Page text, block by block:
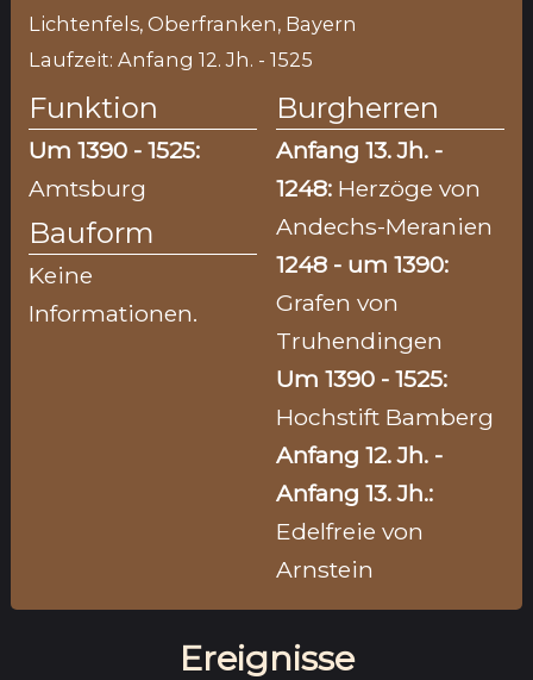
Lichtenfels, Oberfranken, Bayern
Laufzeit: Anfang 12. Jh. - 1525
Funktion
Um 1390 - 1525:
Amtsburg
Bauform
Keine
Informationen.
Burgherren
Anfang 13. Jh. -
1248:Herzöge von
Andechs-Meranien
1248 - um 1390:
Grafen von
Truhendingen
Um 1390 - 1525:
Hochstift Bamberg
Anfang 12. Jh. -
Anfang 13. Jh.:
Edelfreie von
Arnstein
Ereignisse